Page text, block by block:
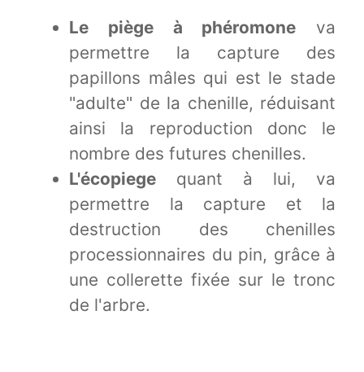
Le piège à phéromone va
permettre la capture des
papillons mâles qui est le stade
"adulte" de la chenille, réduisant
ainsi la reproduction donc le
nombre des futures chenilles.
L'écopiege quant à lui, va
permettre la capture et la
destruction des chenilles
processionnaires du pin, grâce à
une collerette fixée sur le tronc
de l'arbre.